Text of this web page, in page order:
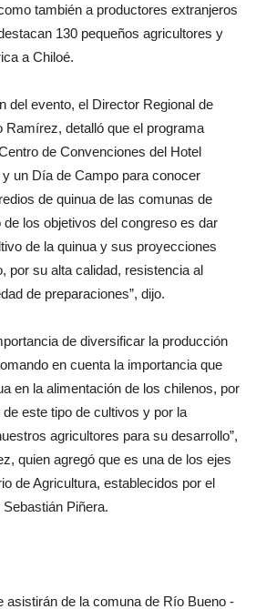
también a productores extranjeros
130 pequeños agricultores y
a Chiloé.
del evento, el Director Regional de
Ramírez, detalló que el programa
de Convenciones del Hotel
un Día de Campo para conocer
de quinua de las comunas de
de los objetivos del congreso es dar
de la quinua y sus proyecciones
por su alta calidad, resistencia al
de preparaciones”, dijo.
de diversificar la producción
en cuenta la importancia que
en la alimentación de los chilenos, por
este tipo de cultivos y por la
agricultores para su desarrollo”,
quien agregó que es una de los ejes
de Agricultura, establecidos por el
Piñera.
asistirán de la comuna de Río Bueno -